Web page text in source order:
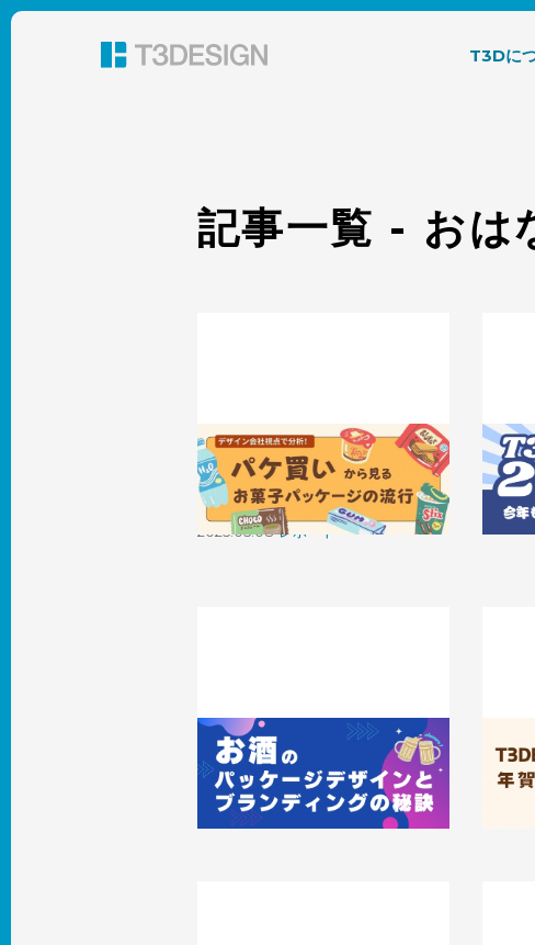
東京都渋谷のパッケージデザイン・グラフィックデザ
T3Dに
記事一覧 - おは
Z世代＆団塊ジュニア世代デザイン会
社視点でお買い物！ コンビニでパケ
買いした商品からお菓子のパッケージ
デザインの流行を分析してみた
2025.05.08 レポート
2025年
魅力的なビジュアルで惹きつける！【ク
ラフトビール】パッケージデザインと
ブランディングの秘訣
2024.02.01 知識 / ノウハウ
2024